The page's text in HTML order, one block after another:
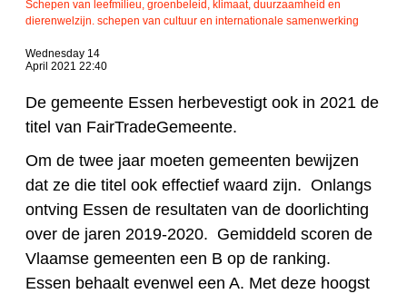
Schepen van leefmilieu, groenbeleid, klimaat, duurzaamheid en
dierenwelzijn. schepen van cultuur en internationale samenwerking
Wednesday 14
April 2021 22:40
De gemeente Essen herbevestigt ook in 2021 de
titel van FairTradeGemeente.
Om de twee jaar moeten gemeenten bewijzen
dat ze die titel ook effectief waard zijn. Onlangs
ontving Essen de resultaten van de doorlichting
over de jaren 2019-2020. Gemiddeld scoren de
Vlaamse gemeenten een B op de ranking.
Essen behaalt evenwel een A. Met deze hoogst